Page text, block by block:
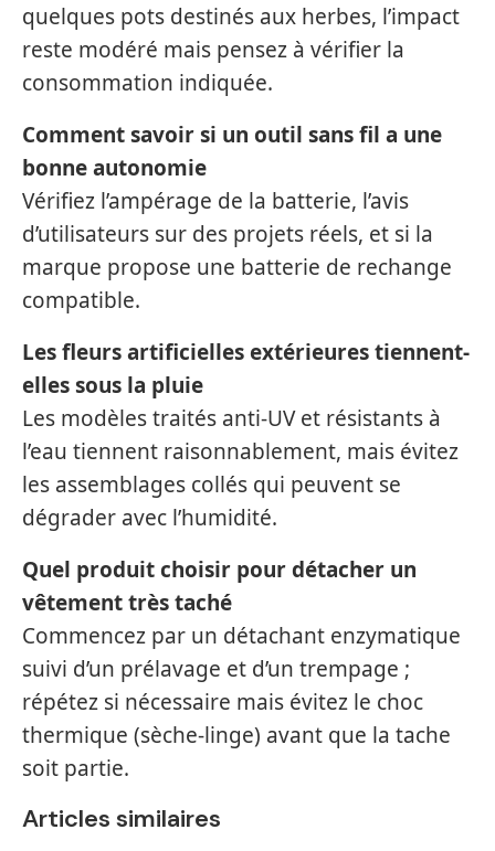
quelques pots destinés aux herbes, l’impact
reste modéré mais pensez à vérifier la
consommation indiquée.
Comment savoir si un outil sans fil a une
bonne autonomie
Vérifiez l’ampérage de la batterie, l’avis
d’utilisateurs sur des projets réels, et si la
marque propose une batterie de rechange
compatible.
Les fleurs artificielles extérieures tiennent-
elles sous la pluie
Les modèles traités anti-UV et résistants à
l’eau tiennent raisonnablement, mais évitez
les assemblages collés qui peuvent se
dégrader avec l’humidité.
Quel produit choisir pour détacher un
vêtement très taché
Commencez par un détachant enzymatique
suivi d’un prélavage et d’un trempage ;
répétez si nécessaire mais évitez le choc
thermique (sèche-linge) avant que la tache
soit partie.
Articles similaires